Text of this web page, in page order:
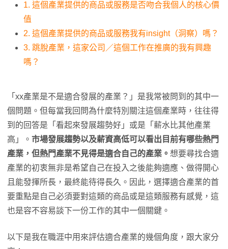
1. 這個產業提供的商品或服務是否吻合我個人的核心價
值
2. 這個產業提供的商品或服務我有insight（洞察）嗎？
3. 跳脫產業，這家公司／這個工作在推廣的我有興趣
嗎？
「xx產業是不是適合發展的產業？」是我常被問到的其中一
個問題。但每當我回問為什麼特別關注這個產業時，往往得
到的回答是「看起來發展趨勢好」或是「薪水比其他產業
高」。 市場發展趨勢以及薪資高低可以看出目前有哪些熱門
產業，但熱門產業不見得是適合自己的產業。 想要尋找合適
產業的初衷無非是希望自己在投入之後能夠適應、做得開心
且能發揮所長，最終能待得長久。因此，選擇適合產業的首
要重點是自己必須要對這類的商品或是這類服務有感覺，這
也是容不容易談下一份工作的其中一個關鍵。
以下是我在職涯中用來評估適合產業的幾個角度，跟大家分